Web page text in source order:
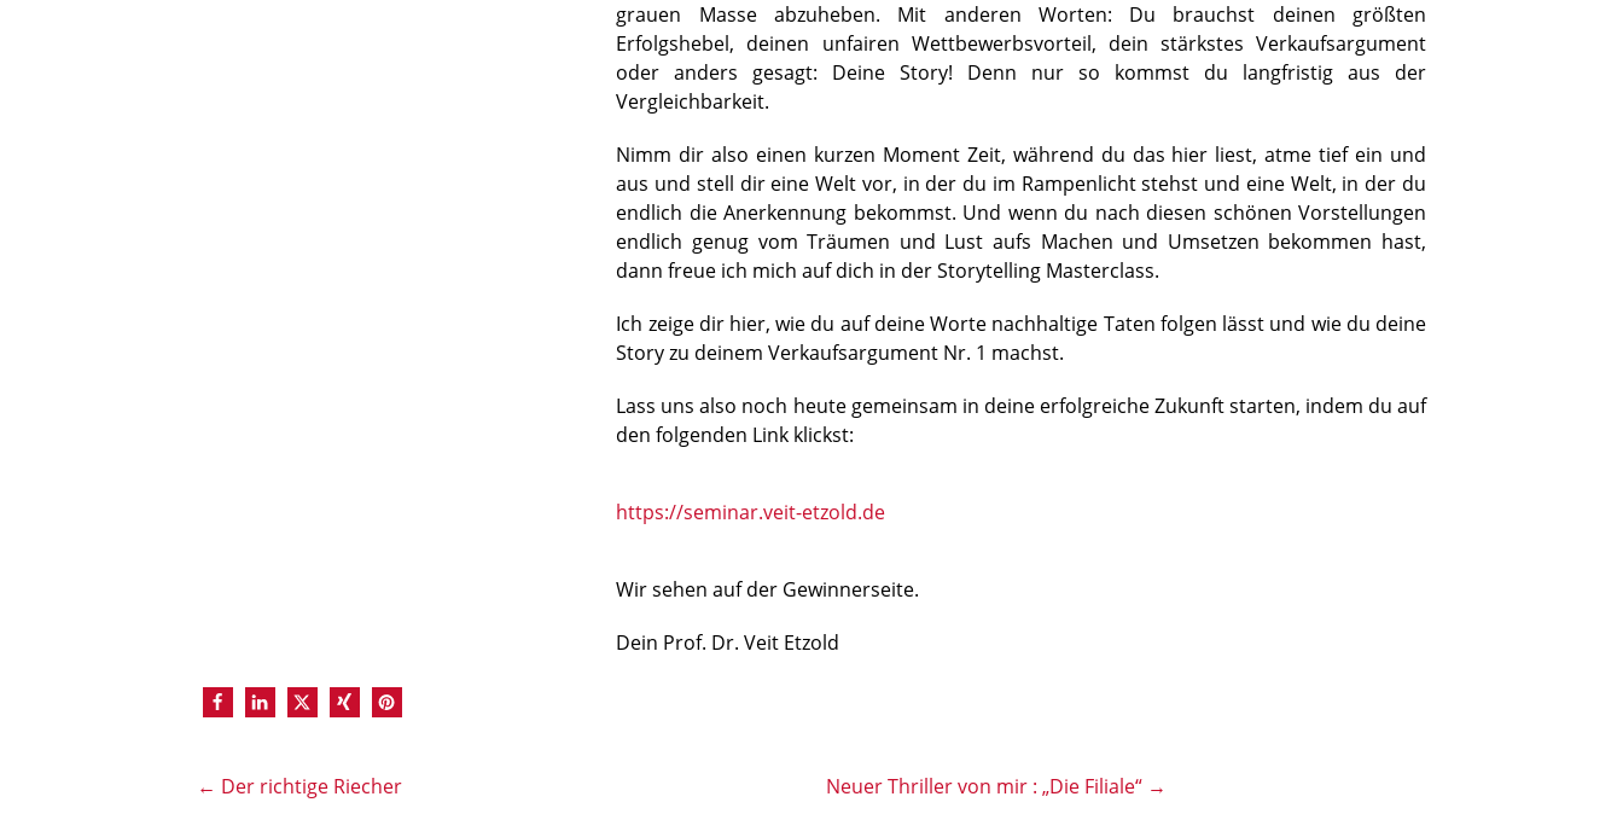
grauen Masse abzuheben. Mit anderen Worten: Du brauchst deinen größten
Erfolgshebel, deinen unfairen Wettbewerbsvorteil, dein stärkstes Verkaufsargument
oder anders gesagt: Deine Story! Denn nur so kommst du langfristig aus der
Vergleichbarkeit.
Nimm dir also einen kurzen Moment Zeit, während du das hier liest, atme tief ein und
aus und stell dir eine Welt vor, in der du im Rampenlicht stehst und eine Welt, in der du
endlich die Anerkennung bekommst. Und wenn du nach diesen schönen Vorstellungen
endlich genug vom Träumen und Lust aufs Machen und Umsetzen bekommen hast,
dann freue ich mich auf dich in der Storytelling Masterclass.
Ich zeige dir hier, wie du auf deine Worte nachhaltige Taten folgen lässt und wie du deine
Story zu deinem Verkaufsargument Nr. 1 machst.
Lass uns also noch heute gemeinsam in deine erfolgreiche Zukunft starten, indem du auf
den folgenden Link klickst:
https://seminar.veit-etzold.de
Wir sehen auf der Gewinnerseite.
Dein Prof. Dr. Veit Etzold
← Der richtige Riecher Neuer Thriller von mir : „Die Filiale“ →